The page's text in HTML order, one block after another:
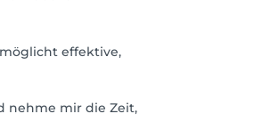
effektive,
nehme mir die Zeit,